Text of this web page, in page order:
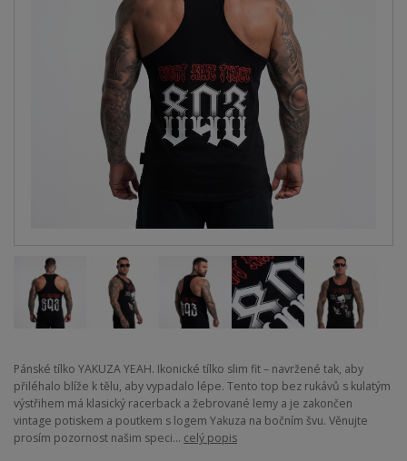
Pánské tílko YAKUZA YEAH. Ikonické tílko slim fit – navržené tak, aby
přiléhalo blíže k tělu, aby vypadalo lépe. Tento top bez rukávů s kulatým
výstřihem má klasický racerback a žebrované lemy a je zakončen
vintage potiskem a poutkem s logem Yakuza na bočním švu. Věnujte
prosím pozornost našim speci... celý popis